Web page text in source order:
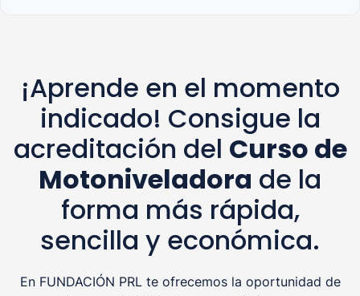
¡Aprende en el momento
indicado! Consigue la
acreditación del Curso de
Motoniveladora de la
forma más rápida,
sencilla y económica.
En FUNDACIÓN PRL te ofrecemos la oportunidad de